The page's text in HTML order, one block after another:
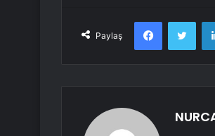
Paylaş
Facebook